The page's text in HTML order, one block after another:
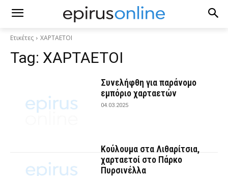
Ετικέτες ΧΑΡΤΑΕΤΟΙ
Tag: ΧΑΡΤΑΕΤΟΙ
Συνελήφθη για παράνομο
εμπόριο χαρταετών
04.03.2025
Κούλουμα στα Λιθαρίτσια,
χαρταετοί στο Πάρκο
Πυρσινέλλα